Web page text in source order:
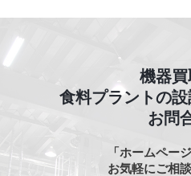
機器
食料プラントの
お問
「ホームペー
お気軽にご相